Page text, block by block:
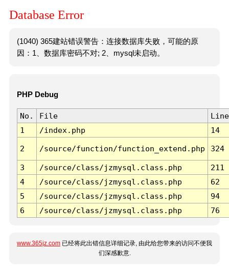
Database Error
(1040) 365建站错误警告：连接数据库失败，可能的原
因：1、数据库密码不对; 2、mysql未启动。
PHP Debug
No. File
Line
1
/index.php 14
2 /source/function/function_extend.php 324
3 /source/class/jzmysql.class.php
211
4
/source/class/jzmysql.class.php
62
5
/source/class/jzmysql.class.php
94
6
/source/class/jzmysql.class.php 76
www.365jz.com 已经将此出错信息详细记录, 由此给您带来的访问不便我
们深感歉意.